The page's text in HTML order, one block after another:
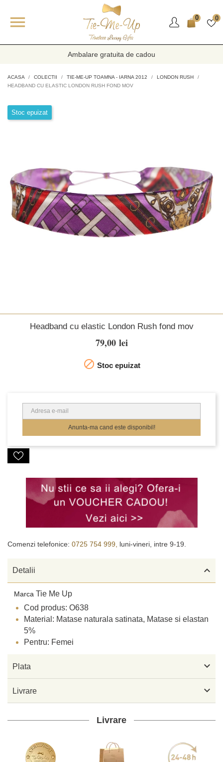
 0 0
Ambalare gratuita de cadou
ACASA COLECTII TIE-ME-UP TOAMNA - IARNA 2012
LONDON RUSH
HEADBAND CU ELASTIC LONDON RUSH FOND MOV
Stoc epuizat
Headband cu elastic London Rush fond mov
79,00 lei
 Stoc epuizat
Anunta-ma cand este disponibil!
Comenzi telefonice: 0725 754 999, luni-vineri, intre 9-19.
Detalii 
Marca Tie Me Up
Cod produs: O638
Material: Matase naturala satinata, Matase si elastan
5%
Pentru: Femei
Plata 
Livrare 
Livrare